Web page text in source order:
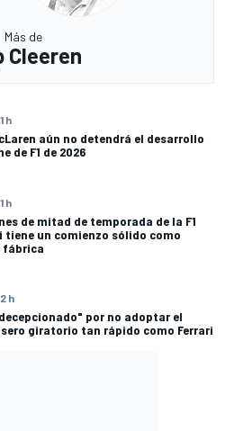
Más de
Cleeren
1 h
aún no detendrá el desarrollo
de F1 de 2026
1 h
de mitad de temporada de la F1
tiene un comienzo sólido como
fábrica
2 h
por no adoptar el
giratorio tan rápido como Ferrari